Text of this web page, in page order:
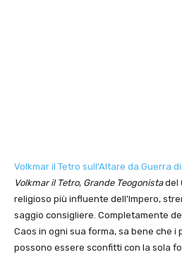
Volkmar il Tetro sull’Altare da Guerra
Volkmar il Tetro, Grande Teogonistadel
religioso più influente dell'Impero,
saggio consigliere. Completamente
Caos in ogni sua forma, sa bene che i
possono essere sconfitti con la sola